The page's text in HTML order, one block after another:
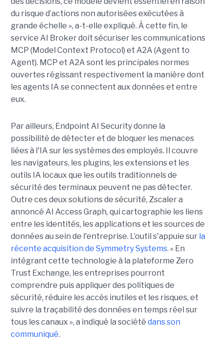
du risque d’actions non autorisées exécutées à
grande échelle », a-t-elle expliqué. À cette fin, le
service AI Broker doit sécuriser les communications
MCP (Model Context Protocol) et A2A (Agent to
Agent). MCP et A2A sont les principales normes
ouvertes régissant respectivement la manière dont
les agents IA se connectent aux données et entre
eux.
Par ailleurs, Endpoint AI Security donne la
possibilité de détecter et de bloquer les menaces
liées à l'IA sur les systèmes des employés. Il couvre
les navigateurs, les plugins, les extensions et les
outils IA locaux que les outils traditionnels de
sécurité des terminaux peuvent ne pas détecter.
Outre ces deux solutions de sécurité, Zscaler a
annoncé AI Access Graph, qui cartographie les liens
entre les identités, les applications et les sources de
données au sein de l'entreprise. L’outil s'appuie sur la
récente acquisition de Symmetry Systems. « En
intégrant cette technologie à la plateforme Zero
Trust Exchange, les entreprises pourront
comprendre puis appliquer des politiques de
sécurité, réduire les accès inutiles et les risques, et
suivre la traçabilité des données en temps réel sur
tous les canaux », a indiqué la société dans son
communiqué.